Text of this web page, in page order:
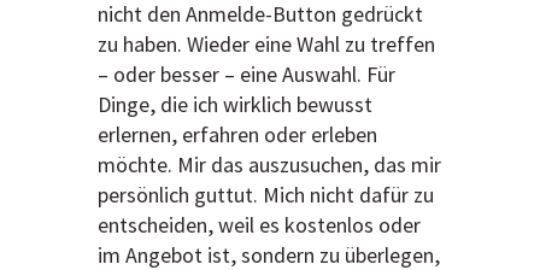
nicht den Anmelde-Button gedrückt
zu haben. Wieder eine Wahl zu treffen
– oder besser – eine Auswahl. Für
Dinge, die ich wirklich bewusst
erlernen, erfahren oder erleben
möchte. Mir das auszusuchen, das mir
persönlich guttut. Mich nicht dafür zu
entscheiden, weil es kostenlos oder
im Angebot ist, sondern zu überlegen,